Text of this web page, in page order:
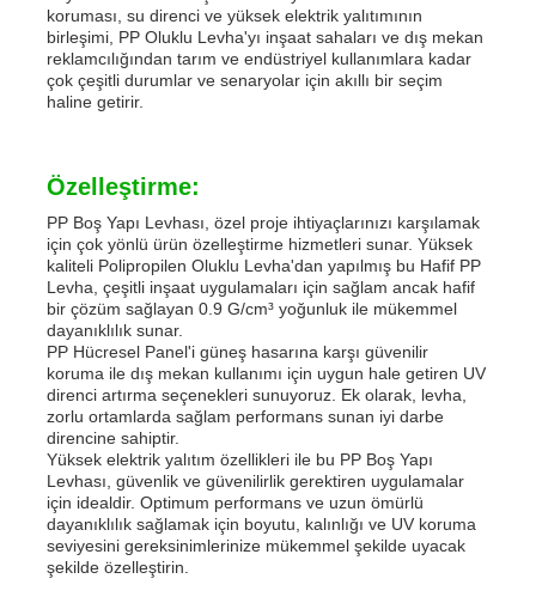
koruması, su direnci ve yüksek elektrik yalıtımının
birleşimi, PP Oluklu Levha'yı inşaat sahaları ve dış mekan
reklamcılığından tarım ve endüstriyel kullanımlara kadar
çok çeşitli durumlar ve senaryolar için akıllı bir seçim
haline getirir.
Özelleştirme:
PP Boş Yapı Levhası, özel proje ihtiyaçlarınızı karşılamak
için çok yönlü ürün özelleştirme hizmetleri sunar. Yüksek
kaliteli Polipropilen Oluklu Levha'dan yapılmış bu Hafif PP
Levha, çeşitli inşaat uygulamaları için sağlam ancak hafif
bir çözüm sağlayan 0.9 G/cm³ yoğunluk ile mükemmel
dayanıklılık sunar.
PP Hücresel Panel'i güneş hasarına karşı güvenilir
koruma ile dış mekan kullanımı için uygun hale getiren UV
direnci artırma seçenekleri sunuyoruz. Ek olarak, levha,
zorlu ortamlarda sağlam performans sunan iyi darbe
direncine sahiptir.
Yüksek elektrik yalıtım özellikleri ile bu PP Boş Yapı
Levhası, güvenlik ve güvenilirlik gerektiren uygulamalar
için idealdir. Optimum performans ve uzun ömürlü
dayanıklılık sağlamak için boyutu, kalınlığı ve UV koruma
seviyesini gereksinimlerinize mükemmel şekilde uyacak
şekilde özelleştirin.